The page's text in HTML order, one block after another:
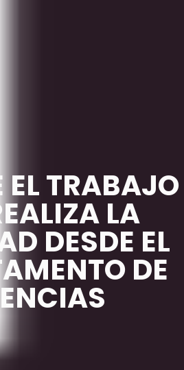
EL TRABAJO
LA
DESDE EL
DE